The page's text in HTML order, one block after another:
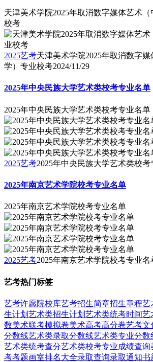
天津美术学院2025年取消数字媒体艺术
校考
2025艺考天津美术学院2025年取消数字
学）专业校考2024/11/29
2025年中央民族大学艺术类校考专业名单
2025年中央民族大学艺术类校考专业名单
2025艺考2025年中央民族大学艺术类校考
2025年南京艺术学院校考专业名单
2025年南京艺术学院校考专业名单
2025艺考2025年南京艺术学院校考专业名
艺考热门标签
艺考许愿院校库艺考招生简章招生章程艺
生计划 艺术类招生计划 艺术类统考时间艺
数美术联考模拟卷美术高考高分卷艺考文
分数线艺术类录取分数线艺术类专业分数
艺术类统考查分艺术类校考专业成绩查询
考考题画室排名大全录取查询录取通知书